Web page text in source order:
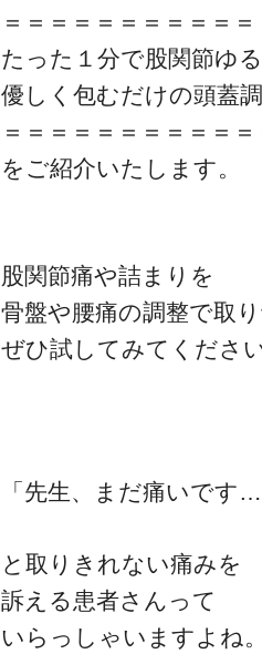
＝＝＝＝＝＝＝＝＝＝
たった１分で股関節ゆ
優しく包むだけの頭蓋
＝＝＝＝＝＝＝＝＝＝
をご紹介いたします。
股関節痛や詰まりを
骨盤や腰痛の調整で取
ぜひ試してみてください
「先生、まだ痛いです…
と取りきれない痛みを
訴える患者さんって
いらっしゃいますよね。